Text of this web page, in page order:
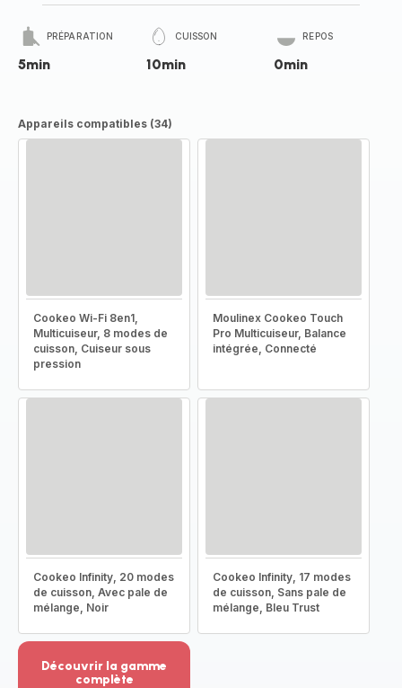
PRÉPARATION
5min
CUISSON
10min
REPOS
0min
Appareils compatibles (34)
Cookeo Wi-Fi 8en1,
Multicuiseur, 8 modes de
cuisson, Cuiseur sous
pression
Moulinex Cookeo Touch
Pro Multicuiseur, Balance
intégrée, Connecté
Cookeo Infinity, 20 modes
de cuisson, Avec pale de
mélange, Noir
Cookeo Infinity, 17 modes
de cuisson, Sans pale de
mélange, Bleu Trust
Découvrir la gamme
complète